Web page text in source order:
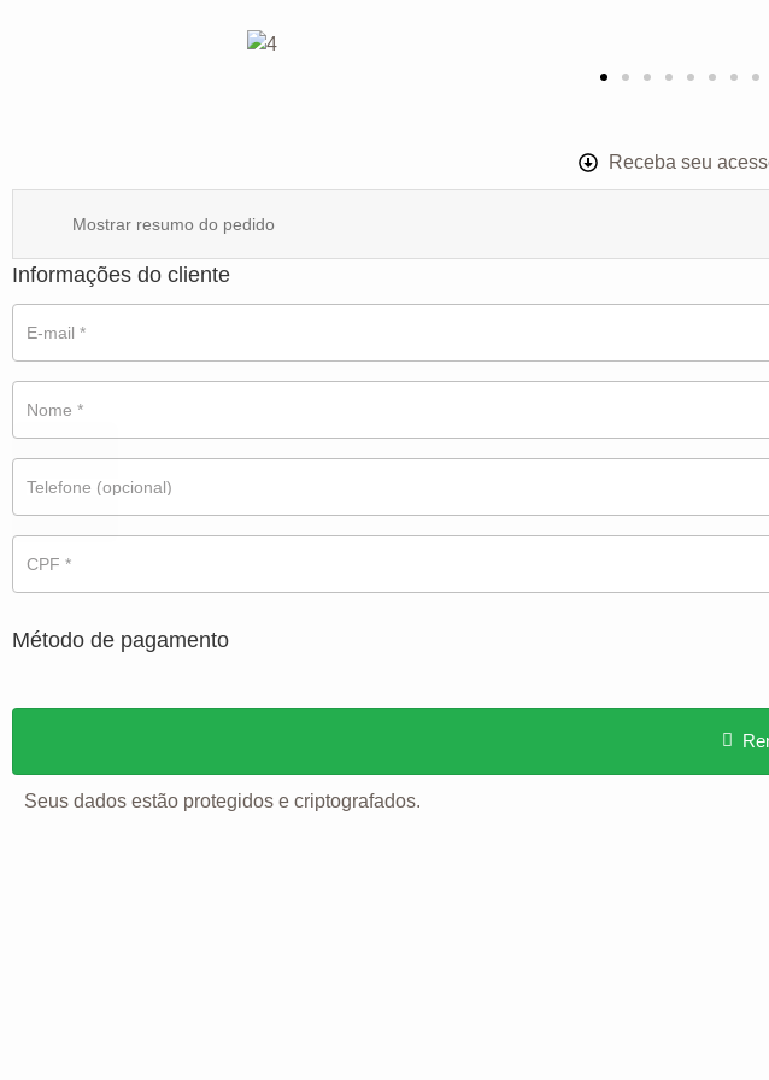
Receba seu
Mostrar resumo do pedido
Informações do cliente
E-mail *
Nome *
Telefone (opcional)
CPF *
Método de pagamento
Seus dados estão protegidos e criptografados.